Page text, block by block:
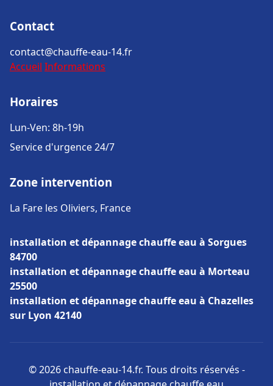
Contact
contact@chauffe-eau-14.fr
Accueil Informations
Horaires
Lun-Ven: 8h-19h
Service d'urgence 24/7
Zone intervention
La Fare les Oliviers, France
installation et dépannage chauffe eau à Sorgues
84700
installation et dépannage chauffe eau à Morteau
25500
installation et dépannage chauffe eau à Chazelles
sur Lyon 42140
© 2026 chauffe-eau-14.fr. Tous droits réservés -